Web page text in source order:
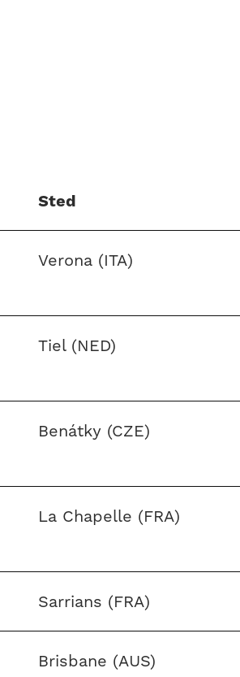
Sted
Verona (ITA)
Tiel (NED)
Benátky (CZE)
La Chapelle (FRA)
Sarrians (FRA)
Brisbane (AUS)